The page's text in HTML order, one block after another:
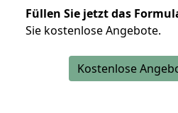
Füllen Sie jetzt das
Sie kostenlose Angebote.
Kostenlose